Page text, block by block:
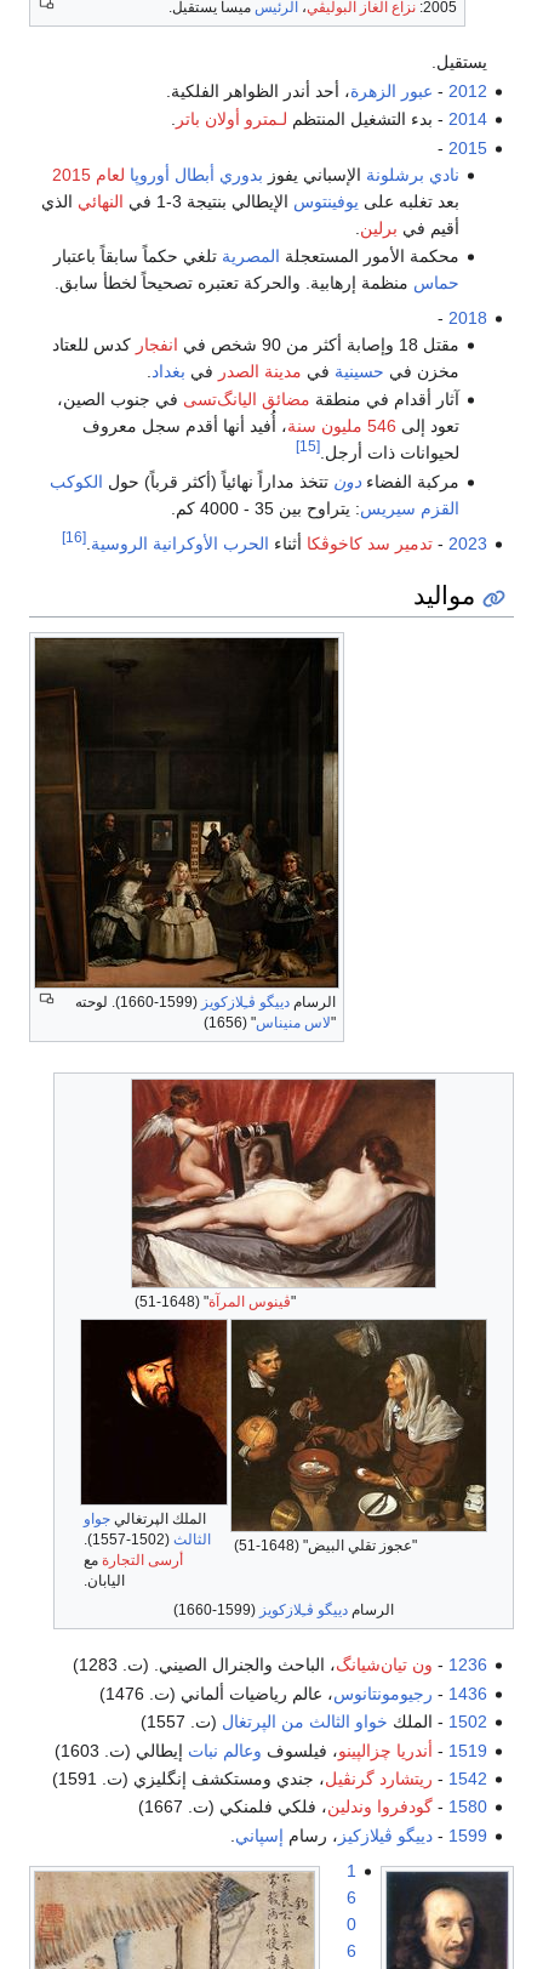
2005: نزاع الغاز البوليڤي، الرئيس ميسا يستقيل.
يستقيل.
2012
- عبور الزهرة، أحد أندر الظواهر الفلكية.
2014 - بدء التشغيل المنتظم لـمترو أولان باتر
2015
-
نادي برشلونة الإسباني يفوز بدوري أبطال أوروپا لعام 2015
بعد تغلبه على يوفينتوس الإيطالي بنتيجة 3-1 في النهائي الذي
أقيم في برلين
محكمة الأمور المستعجلة المصرية تلغي حكماً سابقاً باعتبار
حماس منظمة إرهابية. والحركة تعتبره تصحيحاً لخطأ سابق.
2018
-
مقتل 18 وإصابة أكثر من 90 شخص في
انفجار كدس للعتاد
مخزن في حسينية في مدينة الصدر في بغداد
آثار أقدام في منطقة مضائق اليانگ‌تسى في جنوب الصين،
تعود إلى 546 مليون سنة
، أُفيد أنها أقدم سجل معروف
لحيوانات ذات أرجل.[15]
مركبة الفضاء دون تتخذ مداراً نهائياً (أكثر قرباً) حول الكوكب
القزم سيريس: يتراوح بين 35 - 4000 كم.
2023
-تدمير سد كاخوڤكا أثناء الحرب الأوكرانية الروسية .
[16]
مواليد
الرسام دييگو ڤـِلازكويز
(1599-1660). لوحته
"لاس منيناس" (1656)
"ڤينوس المرآة" (1648-51)
"عجوز تقلي البيض" (1648-51)
الملك الپرتغاليجواو
الثالث (1502-1557).
أرسى التجارة مع
اليابان.
الرسامدييگو ڤـِلازكويز (1599-1660)
1236
- ون تيان‌شيانگ، الباحث والجنرال الصيني. (ت. 1283)
1436
- رجيومونتانوس، عالم رياضيات ألماني (ت. 1476)
1502 - الملك خواو الثالث من الپرتغال (ت. 1557)
1519
- أندريا چزالپينو، فيلسوف وعالم نبات إيطالي (ت. 1603)
1542
- ريتشارد گرنڤيل، جندي ومستكشف إنگليزي (ت. 1591)
1580
-گودفروا وندلين، فلكي فلمنكي (ت. 1667)
1599
-دييگو ڤيلازكيز ، رسام إسپاني
1
6
0
6